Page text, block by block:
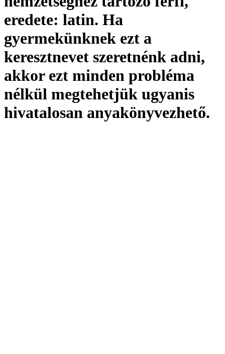
eredete: latin. Ha
gyermekünknek ezt a
keresztnevet szeretnénk adni,
akkor ezt minden probléma
nélkül megtehetjük ugyanis
hivatalosan anyakönyvezhető.